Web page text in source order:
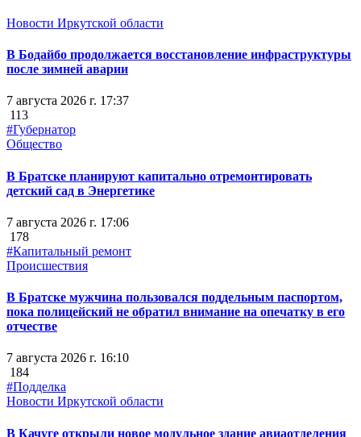
Новости Иркутской области
В Бодайбо продолжается восстановление инфраструктуры
после зимней аварии
7 августа 2026 г. 17:37
113
#Губернатор
Общество
В Братске планируют капитально отремонтировать
детский сад в Энергетике
7 августа 2026 г. 17:06
178
#Капитальный ремонт
Происшествия
В Братске мужчина пользовался поддельным паспортом,
пока полицейский не обратил внимание на опечатку в его
отчестве
7 августа 2026 г. 16:10
184
#Подделка
Новости Иркутской области
В Качуге открыли новое модульное здание авиаотделения